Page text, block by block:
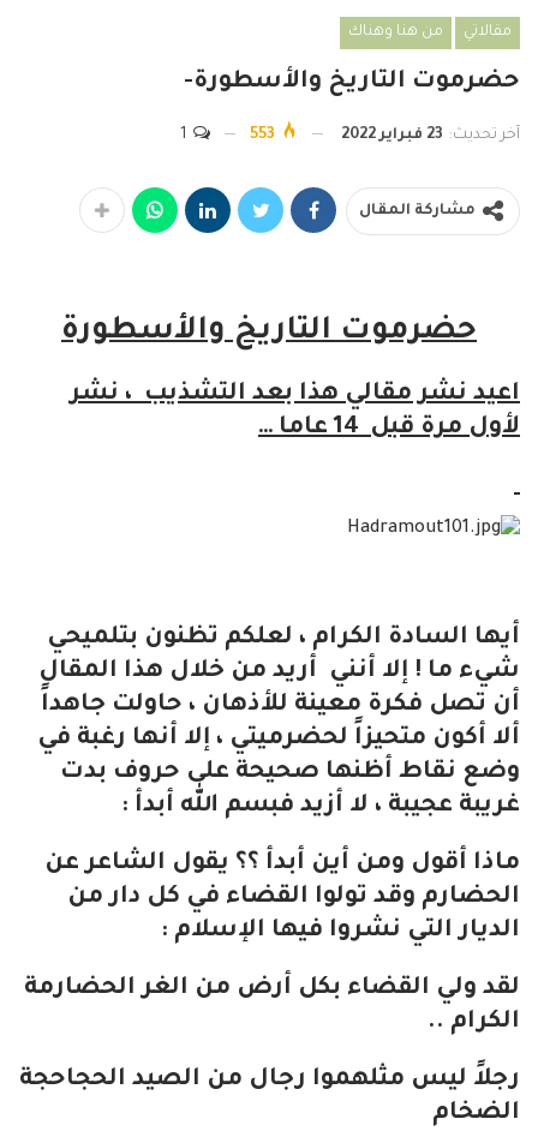
مقالاتي من هنا وهناك
حضرموت التاريخ والأسطورة-
آخر تحديث: 23 فبراير 2022
مشاركة المقال
حضرموت التاريخ والأسطورة
اعيد نشر مقالي هذا بعد التشذيب ، نشر
لأول مرة قبل 14 عاما …
أيها السادة الكرام ، لعلكم تظنون بتلميحي
شيء ما ! إلا أنني أريد من خلال هذا المقال
أن تصل فكرة معينة للأذهان ، حاولت جاهداً
ألا أكون متحيزاً لحضرميتي ، إلا أنها رغبة في
وضع نقاط أظنها صحيحة على حروف بدت
غريبة عجيبة ، لا أزيد فبسم الله أبدأ :
ماذا أقول ومن أين أبدأ ؟؟ يقول الشاعر عن
الحضارم وقد تولوا القضاء في كل دار من
الديار التي نشروا فيها الإسلام :
لقد ولي القضاء بكل أرض من الغر الحضارمة
الكرام ..
رجلاً ليس مثلهموا رجال من الصيد الحجاحجة
الضخام